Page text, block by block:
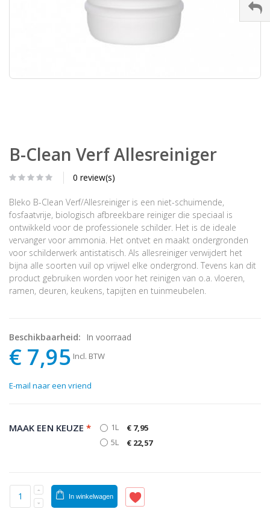
B-Clean Verf Allesreiniger
0 review(s)
Bleko B-Clean Verf/Allesreiniger is een niet-schuimende,
fosfaatvrije, biologisch afbreekbare reiniger die speciaal is
ontwikkeld voor de professionele schilder. Het is de ideale
vervanger voor ammonia. Het ontvet en maakt ondergronden
voor schilderwerk antistatisch. Als allesreiniger verwijdert het
bijna alle soorten vuil op vrijwel elke ondergrond. Tevens kan dit
product gebruiken worden voor het reinigen van o.a. vloeren,
ramen, deuren, keukens, tapijten en tuinmeubelen.
Beschikbaarheid: In voorraad
€ 7,95 Incl. BTW
E-mail naar een vriend
MAAK EEN KEUZE * 1L
€ 7,95
5L
€ 22,57
In winkelwagen